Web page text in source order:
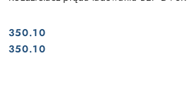
Cena:
350.10
Cena:
350.10